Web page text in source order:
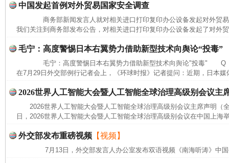
中国发起首例对外贸易国家安全调查
商务部新闻发言人就对相关进口打印复印办公设备发起对外
我们关注到商务部发布公告，对相关进口打印复印办公设备发起了对外
毛宁：高度警惕日本右翼势力借助新型技术向舆论“投毒”
毛宁：高度警惕日本右翼势力借助新型技术向舆论"投毒"
在7月29日外交部例行记者会上，《环球时报》记者提问：近期，日本
2026世界人工智能大会暨人工智能全球治理高级别会议主
2026世界人工智能大会暨人工智能全球治理高级别会议主席声明
日，2026世界人工智能大会暨人工智能全球治理高级别会议在中国上海
外交部发布重磅视频 【视频】
7月13日，外交部发言人办公室发布双语视频《南海听涛》中国